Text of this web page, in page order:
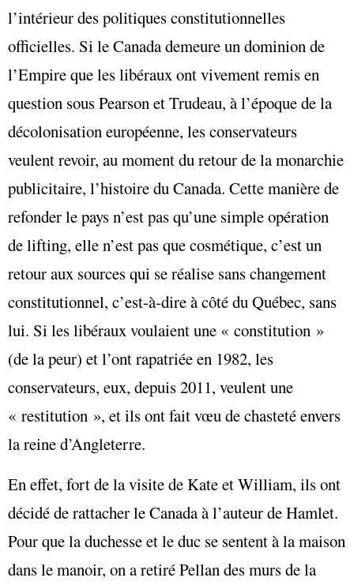
l’intérieur des politiques constitutionnelles
officielles. Si le Canada demeure un dominion de
l’Empire que les libéraux ont vivement remis en
question sous Pearson et Trudeau, à l’époque de la
décolonisation européenne, les conservateurs
veulent revoir, au moment du retour de la monarchie
publicitaire, l’histoire du Canada. Cette manière de
refonder le pays n’est pas qu’une simple opération
de lifting, elle n’est pas que cosmétique, c’est un
retour aux sources qui se réalise sans changement
constitutionnel, c’est-à-dire à côté du Québec, sans
lui. Si les libéraux voulaient une « constitution »
(de la peur) et l’ont rapatriée en 1982, les
conservateurs, eux, depuis 2011, veulent une
« restitution », et ils ont fait vœu de chasteté envers
la reine d’Angleterre.
En effet, fort de la visite de Kate et William, ils ont
décidé de rattacher le Canada à l’auteur de Hamlet.
Pour que la duchesse et le duc se sentent à la maison
dans le manoir, on a retiré Pellan des murs de la